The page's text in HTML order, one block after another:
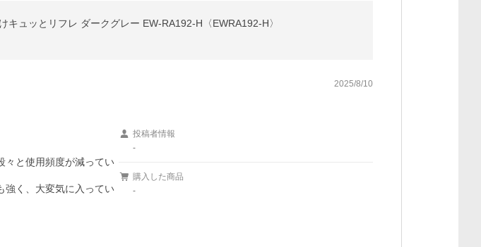
ュッとリフレ ダークグレー EW-RA192-H〈EWRA192-H〉
2025/8/10
々と使用頻度が減ってい
強く、大変気に入ってい
投稿者情報
-
購入した商品
-